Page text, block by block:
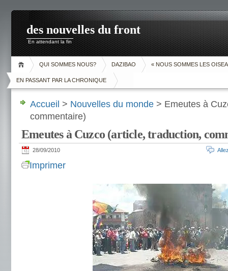
des nouvelles du front
En attendant la fin
QUI SOMMES NOUS? DAZIBAO « NOUS SOMMES LES
EN PASSANT PAR LA CHRONIQUE
Accueil > Nouvelles du monde > Emeutes à
commentaire)
Emeutes à Cuzco (article, traduction,
28/09/2010
Imprimer